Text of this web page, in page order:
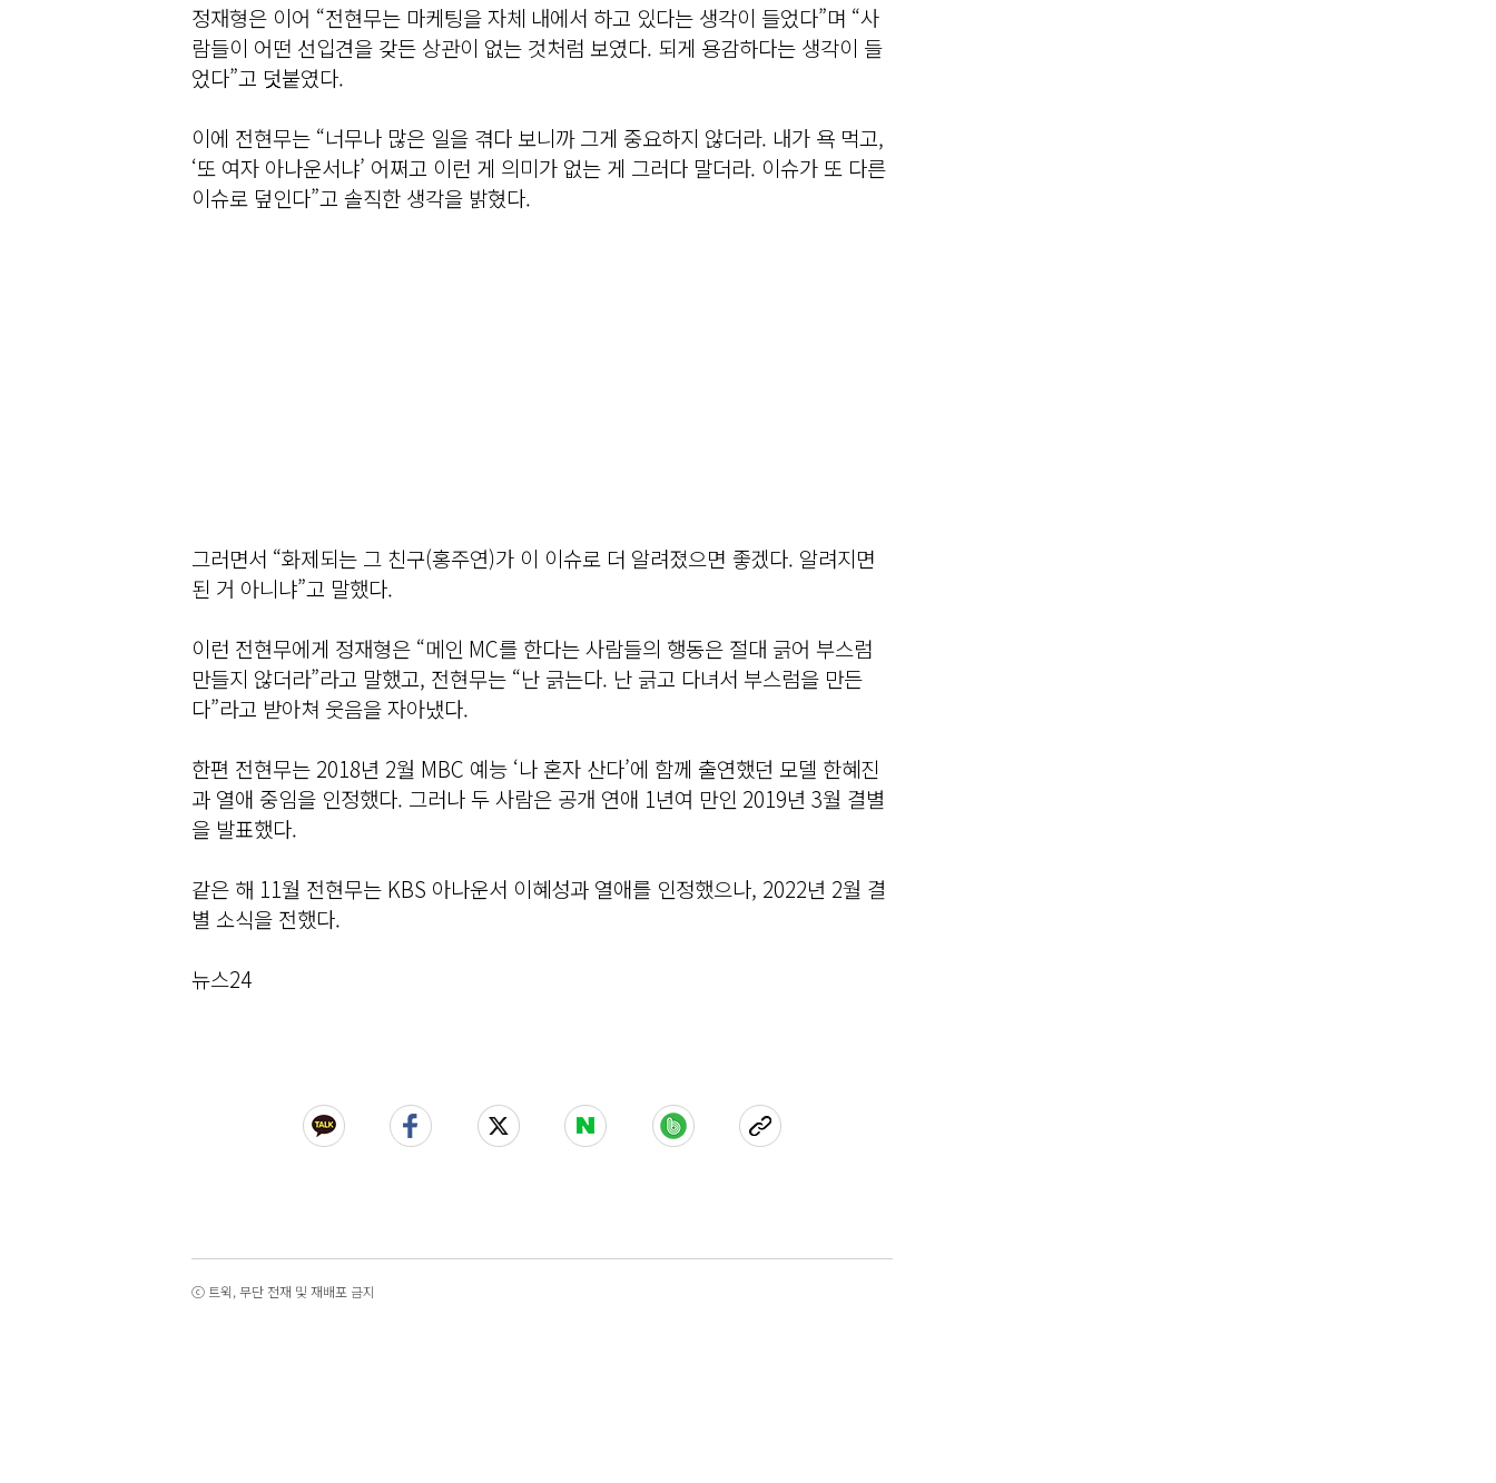
정재형은 이어 “전현무는 마케팅을 자체 내에서 하고 있다는 생각이 들었다”며 “사
람들이 어떤 선입견을 갖든 상관이 없는 것처럼 보였다. 되게 용감하다는 생각이 들
었다”고 덧붙였다.
이에 전현무는 “너무나 많은 일을 겪다 보니까 그게 중요하지 않더라. 내가 욕 먹고,
‘또 여자 아나운서냐’ 어쩌고 이런 게 의미가 없는 게 그러다 말더라. 이슈가 또 다른
이슈로 덮인다”고 솔직한 생각을 밝혔다.
그러면서 “화제되는 그 친구(홍주연)가 이 이슈로 더 알려졌으면 좋겠다. 알려지면
된 거 아니냐”고 말했다.
이런 전현무에게 정재형은 “메인 MC를 한다는 사람들의 행동은 절대 긁어 부스럼
만들지 않더라”라고 말했고, 전현무는 “난 긁는다. 난 긁고 다녀서 부스럼을 만든
다”라고 받아쳐 웃음을 자아냈다.
한편 전현무는 2018년 2월 MBC 예능 ‘나 혼자 산다’에 함께 출연했던 모델 한혜진
과 열애 중임을 인정했다. 그러나 두 사람은 공개 연애 1년여 만인 2019년 3월 결별
을 발표했다.
같은 해 11월 전현무는 KBS 아나운서 이혜성과 열애를 인정했으나, 2022년 2월 결
별 소식을 전했다.
뉴스24
ⓒ 트윅, 무단 전재 및 재배포 금지